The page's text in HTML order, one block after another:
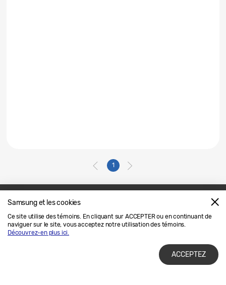
Samsung et les cookies
Ce site utilise des témoins. En cliquant sur ACCEPTER ou en continuant de
naviguer sur le site, vous acceptez notre utilisation des témoins.
Découvrez-en plus ici.
ACCEPTEZ
1
Nous joindre
SAMSUNG.COM
Avis Juridique
Confidentialité